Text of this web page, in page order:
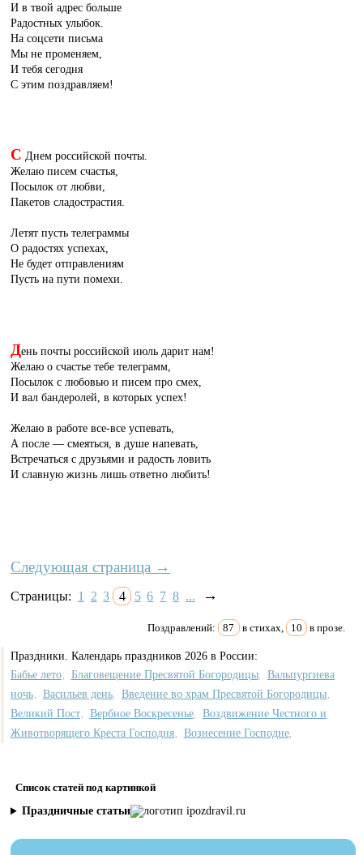
И в твой адрес больше
Радостных улыбок.
На соцсети письма
Мы не променяем,
И тебя сегодня
С этим поздравляем!
С Днем российской почты.
Желаю писем счастья,
Посылок от любви,
Пакетов сладострастия.
Летят пусть телеграммы
О радостях успехах,
Не будет отправлениям
Пусть на пути помехи.
День почты российской июль дарит нам!
Желаю о счастье тебе телеграмм,
Посылок с любовью и писем про смех,
И вал бандеролей, в которых успех!
Желаю в работе все-все успевать,
А после — смеяться, в душе напевать,
Встречаться с друзьями и радость ловить
И славную жизнь лишь ответно любить!
Следующая страница →
Страницы: 1 2 3 4 5 6 7 8 ... →
Поздравлений: 87 в стихах, 10 в прозе.
Праздники. Календарь праздников 2026 в России:
Бабье лето
Благовещение Пресвятой Богородицы
Вальпургиева
ночь
Васильев день Введение во храм Пресвятой Богородицы
Великий Пост Вербное Воскресенье
Воздвижение Честного и
Животворящего Креста Господня
Вознесение Господне
Список статей под картинкой
Праздничные статьи